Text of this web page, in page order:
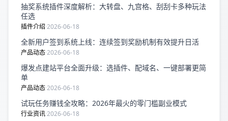
抽奖系统插件深度解析：大转盘、九宫格、刮刮卡多种玩法
任选
插件介绍·2026-06-18
全新用户签到系统上线：连续签到奖励机制有效提升日活
产品动态·2026-06-18
爆发点建站平台全面升级：选插件、配域名、一键部署更简
单
产品动态·2026-06-18
试玩任务赚钱全攻略：2026年最火的零门槛副业模式
行业资讯·2026-06-18